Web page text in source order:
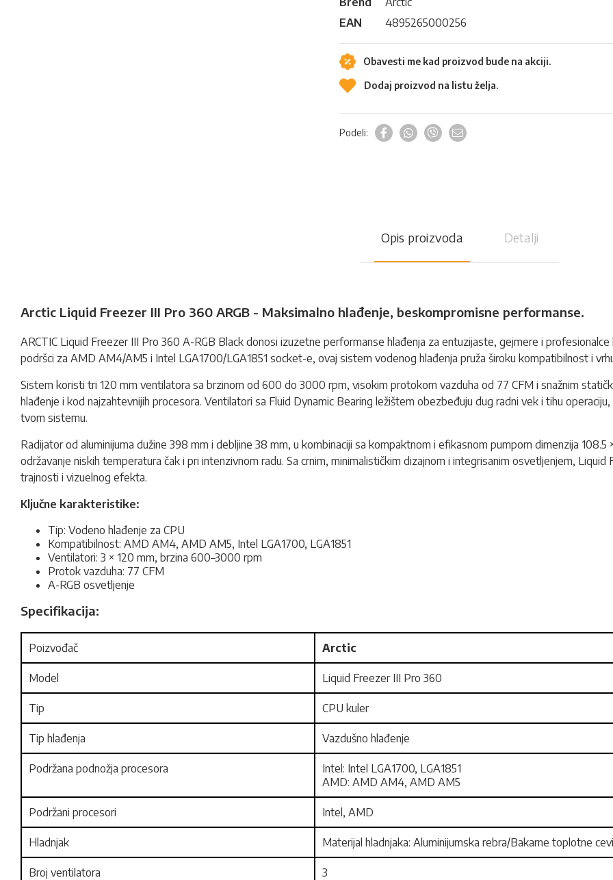
EAN
4895265000256
Obavesti me kad proizvod bude na akciji.
Dodaj proizvod na listu želja.
Podeli:
Opis proizvoda Detalji
Arctic Liquid Freezer III Pro 360 ARGB - Maksimalno hlađenje, beskompromisne performanse.
ARCTIC Liquid Freezer III Pro 360 A-RGB Black donosi izuzetne performanse hlađenja za entuzijaste, gejmere i
podršci za AMD AM4/AM5 i Intel LGA1700/LGA1851 socket-e, ovaj sistem vodenog hlađenja pruža široku kompatibilnost i
Sistem koristi tri 120 mm ventilatora sa brzinom od 600 do 3000 rpm, visokim protokom vazduha od 77 CFM i snažnim
hlađenje i kod najzahtevnijih procesora. Ventilatori sa Fluid Dynamic Bearing ležištem obezbeđuju dug radni vek i tihu
tvom sistemu.
Radijator od aluminijuma dužine 398 mm i debljine 38 mm, u kombinaciji sa kompaktnom i efikasnom pumpom dimenzija
održavanje niskih temperatura čak i pri intenzivnom radu. Sa crnim, minimalističkim dizajnom i integrisanim osvetljenjem,
trajnosti i vizuelnog efekta.
Ključne karakteristike:
Tip: Vodeno hlađenje za CPU
Kompatibilnost: AMD AM4, AMD AM5, Intel LGA1700, LGA1851
Ventilatori: 3 × 120 mm, brzina 600–3000 rpm
Protok vazduha: 77 CFM
A-RGB osvetljenje
Specifikacija:
Poizvođač Arctic
Model Liquid Freezer III Pro 360
Tip CPU kuler
Tip hlađenja Vazdušno hlađenje
Podržana podnožja procesora
Intel: Intel LGA1700, LGA1851
AMD: AMD AM4, AMD AM5
Podržani procesori Intel, AMD
Hladnjak Materijal hladnjaka: Aluminijumska rebra/Bakarne toplotne cevi
Broj ventilatora 3